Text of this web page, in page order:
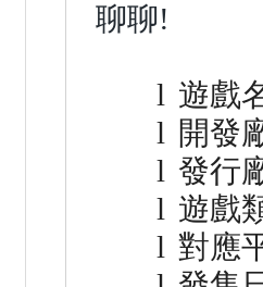
聊聊!
l 遊戲
l 開發
l 發行
l 遊戲
l 對應